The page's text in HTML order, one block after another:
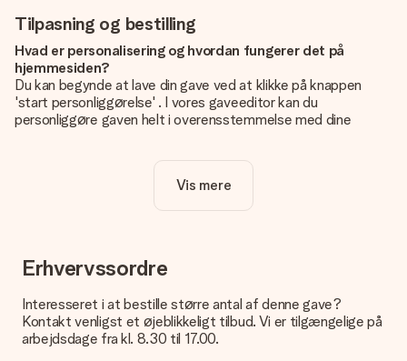
Tilpasning og bestilling
Hvad er personalisering og hvordan fungerer det på
hjemmesiden?
Du kan begynde at lave din gave ved at klikke på knappen
'start personliggørelse' . I vores gaveeditor kan du
personliggøre gaven helt i overensstemmelse med dine
Er personalisering inkluderet i prisen?
Prisen der vises på hjemmesiden omfatter personliggørelse
Hvordan ved jeg, om mit billede har den rigtige kvalitet?
Vi vil være sikre på, at du er helt tilfreds med din gave. Derfor
om kvaliteten af dit billede, kan du kontakte vores
kundeservice og vedlægge dit foto sammen med den gave,
du er interesseret i at bestille. Så kan de tjekke kvaliteten for
Vis mere
Erhvervssordre
Interesseret i at bestille større antal af denne gave?
Kontakt venligst et øjeblikkeligt tilbud. Vi er tilgængelige på
arbejdsdage fra kl. 8.30 til 17.00.